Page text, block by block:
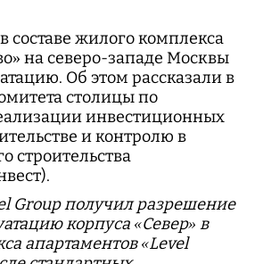
составе жилого комплекса
на северо-западе Москвы
Об этом рассказали в
столицы по
инвестиционных
и контролю в
строительства
Group получил разрешение
корпуса «Север» в
апартаментов «Level